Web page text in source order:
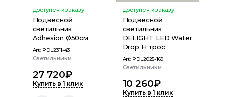
доступен к заказу
Подвесной
светильник
Adhesion Ø50см
Art: PDL2311-43
Светильники
27 720₽
Купить в 1 клик
доступен к заказу
Подвесной
светильник
DELIGHT LED Water
Drop H трос
Art: PDL2025-169
Светильники
10 260₽
Купить в 1 клик